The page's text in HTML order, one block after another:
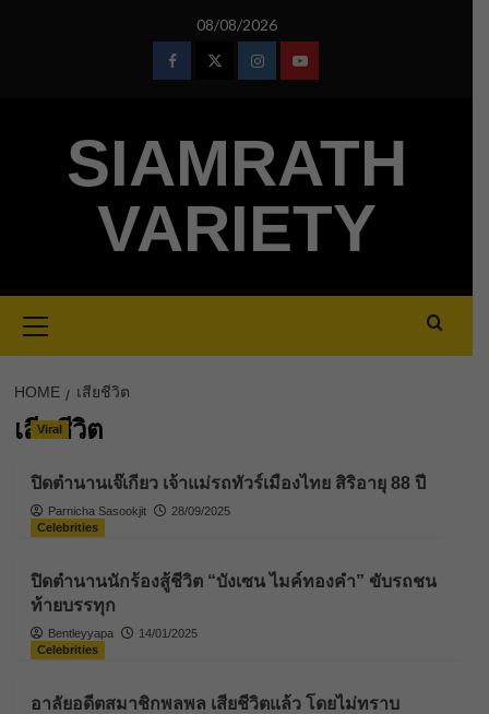
08/08/2026
FacebookTwitterInstagramYoutube
SIAMRATH
VARIETY
Menu
HOME เสียชีวิต
เสียชีวิต
Viral
ปิดตำนานเจ๊เกียว เจ้าแม่รถทัวร์เมืองไทย สิริอายุ 88 ปี
Parnicha Sasookjit
28/09/2025
Celebrities
ปิดตำนานนักร้องสู้ชีวิต “บังเซน ไมค์ทองคำ” ขับรถชน
ท้ายบรรทุก
Bentleyyapa
14/01/2025
Celebrities
อาลัยอดีตสมาชิกพลพล เสียชีวิตแล้ว โดยไม่ทราบ